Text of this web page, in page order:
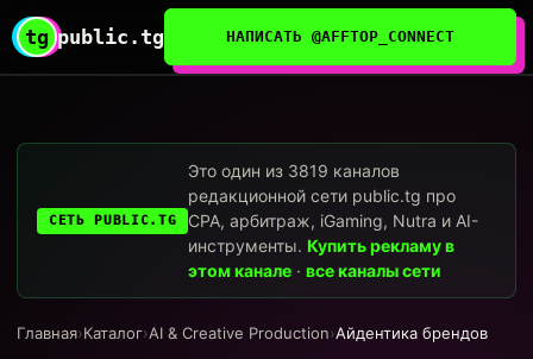
tg public.tg НАПИСАТЬ @AFFTOP_CONNECT
СЕТЬ PUBLIC.TG
Это один из 3819 каналов
редакционной сети public.tg про
CPA, арбитраж, iGaming, Nutra и AI-
инструменты.Купить рекламу в
этом канале ·все каналы сети
Главная›Каталог›AI & Creative Production›Айдентика брендов